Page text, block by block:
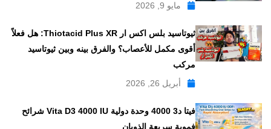
مايو 9, 2026
ثيوتاسيد بلس اكس ار Thiotacid Plus XR: هل فعلاً
أقوى مكمل للأعصاب؟ والفرق بينه وبين ثيوتاسيد
مركب
أبريل 26, 2026
فيتا د3 4000 وحدة دولية Vita D3 4000 IU شرائح
فموية سريعة الذوبان